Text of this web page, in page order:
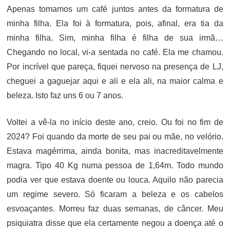
Apenas tomamos um café juntos antes da formatura de
minha filha. Ela foi à formatura, pois, afinal, era tia da
minha filha. Sim, minha filha é filha de sua irmã…
Chegando no local, vi-a sentada no café. Ela me chamou.
Por incrível que pareça, fiquei nervoso na presença de LJ,
cheguei a gaguejar aqui e ali e ela ali, na maior calma e
beleza. Isto faz uns 6 ou 7 anos.
Voltei a vê-la no início deste ano, creio. Ou foi no fim de
2024? Foi quando da morte de seu pai ou mãe, no velório.
Estava magérrima, ainda bonita, mas inacreditavelmente
magra. Tipo 40 Kg numa pessoa de 1,64m. Todo mundo
podia ver que estava doente ou louca. Aquilo não parecia
um regime severo. Só ficaram a beleza e os cabelos
esvoaçantes. Morreu faz duas semanas, de câncer. Meu
psiquiatra disse que ela certamente negou a doença até o